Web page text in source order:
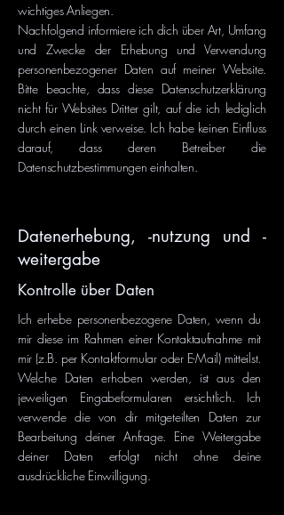
wichtiges Anliegen.
Nachfolgend informiere ich dich über Art, Umfang
und Zwecke der Erhebung und Verwendung
personenbezogener Daten auf meiner Website.
Bitte beachte, dass diese Datenschutzerklärung
nicht für Websites Dritter gilt, auf die ich lediglich
durch einen Link verweise. Ich habe keinen Einfluss
darauf, dass deren Betreiber die
Datenschutzbestimmungen einhalten.
Datenerhebung, -nutzung und -
weitergabe
Kontrolle über Daten
Ich erhebe personenbezogene Daten, wenn du
mir diese im Rahmen einer Kontaktaufnahme mit
mir (z.B. per Kontaktformular oder E-Mail) mitteilst.
Welche Daten erhoben werden, ist aus den
jeweiligen Eingabeformularen ersichtlich. Ich
verwende die von dir mitgeteilten Daten zur
Bearbeitung deiner Anfrage. Eine Weitergabe
deiner Daten erfolgt nicht ohne deine
ausdrückliche Einwilligung.